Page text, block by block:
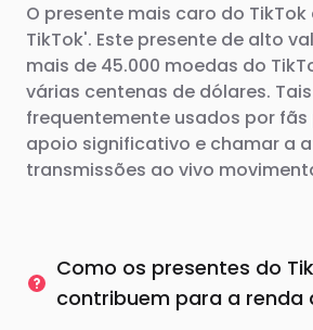
O presente mais caro do TikTok
TikTok'. Este presente de alto
mais de 45.000 moedas do
várias centenas de dólares.
frequentemente usados ​​por
apoio significativo e chamar a
transmissões ao vivo
Como os presentes do
contribuem para a renda